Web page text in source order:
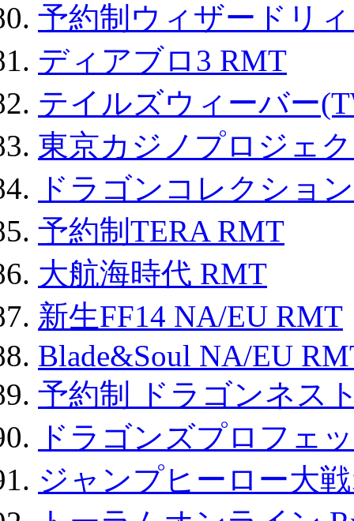
予約制ウィザードリ
ディアブロ3 RMT
テイルズウィーバー
東京カジノプロジェ
ドラゴンコレクショ
予約制TERA RMT
大航海時代 RMT
新生FF14 NA/EU RMT
Blade&Soul NA/EU
予約制 ドラゴンネス
ドラゴンズプロフェ
ジャンプヒーロー大